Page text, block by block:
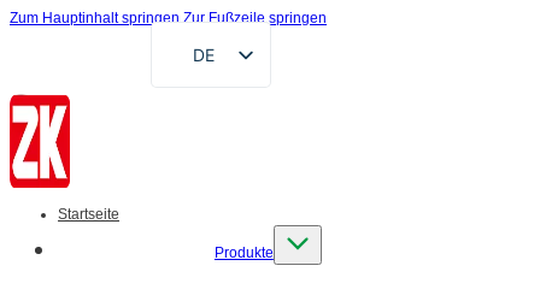
Zum Hauptinhalt springen Zur Fußzeile springen
DE
EN
Startseite
Produkte